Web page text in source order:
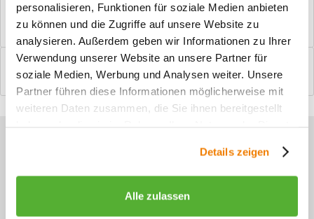
personalisieren, Funktionen für soziale Medien anbieten
zu können und die Zugriffe auf unsere Website zu
analysieren. Außerdem geben wir Informationen zu Ihrer
Verwendung unserer Website an unsere Partner für
soziale Medien, Werbung und Analysen weiter. Unsere
Partner führen diese Informationen möglicherweise mit
weiteren Daten zusammen, die Sie ihnen bereitgestellt
Details zeigen
Alle zulassen
Windfangelemente online am Bildschirm konfigurieren und
einbaufertig bestellen. In wenigen...
Bewertungen
0
Bewertungen lesen, schreiben und diskutieren...mehr
Sie haben Fragen zu unseren
Mo - Do, 09:00 - 16:00 Uhr